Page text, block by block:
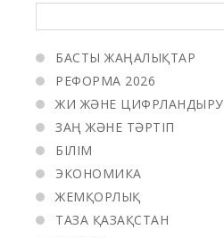
БАСТЫ ЖАҢАЛЫҚТАР
РЕФОРМА 2026
ЖИ ЖӘНЕ ЦИФРЛАНДЫРУ
ЗАҢ ЖӘНЕ ТӘРТІП
БІЛІМ
ЭКОНОМИКА
ЖЕМҚОРЛЫҚ
ТАЗА ҚАЗАҚСТАН